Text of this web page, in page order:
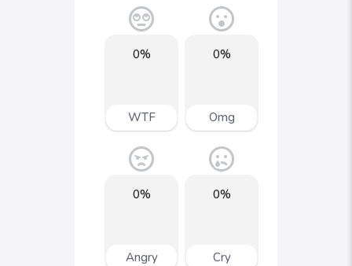
0%
Omg
0%
WTF
0%
Cry
0%
Angry